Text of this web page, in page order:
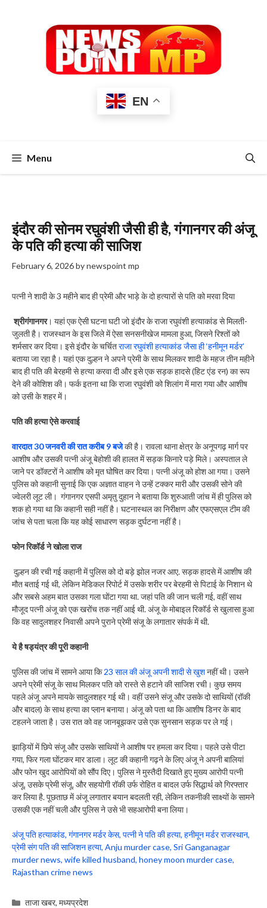
EN
Menu
इंदौर की सोनम रघुवंशी जैसी ही है, गंगानगर की अंजू
के पति की हत्या की साजिश
February 6, 2026bynewspoint mp
पत्नी ने शादी के 3 महीने बाद ही प्रेमी और भाड़े के दो हत्यारों से पति को मरवा दिया
श्रीगंगानगर। यहां एक ऐसी घटना घटी जो इंदौर के राजा रघुवंशी हत्याकांड से मिलती-
जुलती है। राजस्थान के इस जिले में ऐसा सनसनीखेज मामला हुआ, जिसने रिश्तों को
शर्मसार कर दिया। इसे इंदौर के चर्चितराजा रघुवंशी हत्याकांड जैसा ही ‘हनीमून मर्डर’
बताया जा रहा है। यहां एक दुल्हन ने अपने प्रेमी के साथ मिलकर शादी के महज तीन महीने
बाद ही पति की बेरहमी से हत्या करवा दी और इसे एक सड़क हादसे (हिट एंड रन) का रूप
देने की कोशिश की। फर्क इतना था कि राजा रघुवंशी को शिलांग में मारा गया और आशीष
को उसी के शहर में।
पति की हत्या ऐसे करवाई
वारदात 30 जनवरी की रात करीब 9 बजेकी है। रावला थाना क्षेत्र के अनूपगढ़ मार्ग पर
आशीष और उसकी पत्नी अंजू बेहोशी की हालत में सड़क किनारे पड़े मिले। अस्पताल ले
जाने पर डॉक्टरों ने आशीष को मृत घोषित कर दिया। पत्नी अंजू को होश आ गया। उसने
पुलिस को कहानी सुनाई कि एक अज्ञात वाहन ने उन्हें टक्कर मारी और उसकी सोने की
ज्वेलरी लूट ली। गंगानगर एसपी अमृतु दुहान ने बताया कि शुरुआती जांच में ही पुलिस को
शक हो गया था कि कहानी सही नहीं है। घटनास्थल का निरीक्षण और एफएसएल टीम की
जांच से पता चला कि यह कोई साधारण सड़क दुर्घटना नहीं है।
फोन रिकॉर्ड ने खोला राज
दुल्हन की रची गई कहानी में पुलिस को दो बड़े झोल नजर आए. सड़क हादसे में आशीष की
मौत बताई गई थी, लेकिन मेडिकल रिपोर्ट में उसके शरीर पर बेरहमी से पिटाई के निशान थे
और सबसे अहम बात उसका गला घोंटा गया था. जहां पति की जान चली गई, वहीं साथ
मौजूद पत्नी अंजू को एक खरोंच तक नहीं आई थी. अंजू के मोबाइल रिकॉर्ड से खुलासा हुआ
कि वह सादुलशहर निवासी अपने पुराने प्रेमी संजू के लगातार संपर्क में थी.
ये है षड्यंत्र की पूरी कहानी
पुलिस की जांच में सामने आया कि23 साल की अंजू अपनी शादी से खुशनहीं थी। उसने
अपने प्रेमी संजू के साथ मिलकर पति को रास्ते से हटाने की साजिश रची। कुछ समय
पहले अंजू अपने मायके सादुलशहर गई थी। वहीं उसने संजू और उसके दो साथियों (रॉकी
और बादल) के साथ हत्या का प्लान बनाया। अंजू को पता था कि आशीष डिनर के बाद
टहलने जाता है। उस रात को वह जानबूझकर उसे एक सुनसान सड़क पर ले गई।
झाड़ियों में छिपे संजू और उसके साथियों ने आशीष पर हमला कर दिया। पहले उसे पीटा
गया, फिर गला घोंटकर मार डाला। लूट की कहानी गढ़ने के लिए अंजू ने अपनी बालियां
और फोन खुद आरोपियों को सौंप दिए। पुलिस ने मुस्तैदी दिखाते हुए मुख्य आरोपी पत्नी
अंजू, उसके प्रेमी संजू, और सहयोगी रॉकी उर्फ रोहित व बादल उर्फ सिद्धार्थ को गिरफ्तार
कर लिया है. पूछताछ में अंजू लगातार बयान बदलती रही, लेकिन तकनीकी साक्ष्यों के सामने
उसकी एक नहीं चली और पुलिस ने उसे भी सहआरोपी बना लिया।
अंजू पति हत्याकांड, गंगानगर मर्डर केस, पत्नी ने पति की हत्या, हनीमून मर्डर राजस्थान,
प्रेमी संग पति की साजिशन हत्या, Anju murder case, Sri Ganganagar
murder news, wife killed husband, honey moon murder case,
Rajasthan crime news
Categories
ताजा खबर,मध्यप्रदेश